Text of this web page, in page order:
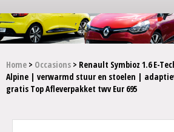
Home
Onze auto's
Service en
Over Autozenter
Home > Occasions > Renault Symbioz 1.6 E-
Alpine | verwarmd stuur en stoelen |
gratis Top Afleverpakket twv Eur 695